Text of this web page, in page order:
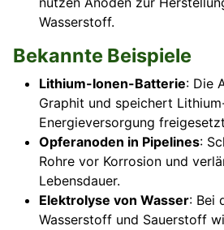
Wasserstoff.
Bekannte Beispiele
Lithium-Ionen-Batterie: Die
Graphit und speichert
Energieversorgung
Opferanoden in Pipelines:
Rohre vor Korrosion und
Lebensdauer.
Elektrolyse von Wasser: Bei
Wasserstoff und Sauerstoff